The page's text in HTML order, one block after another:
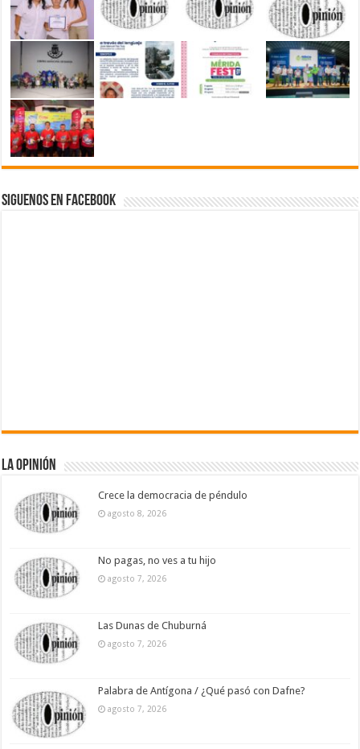
Siguenos en Facebook
La Opinión
Crece la democracia de péndulo
agosto 8, 2026
No pagas, no ves a tu hijo
agosto 7, 2026
Las Dunas de Chuburná
agosto 7, 2026
Palabra de Antígona / ¿Qué pasó con Dafne?
agosto 7, 2026